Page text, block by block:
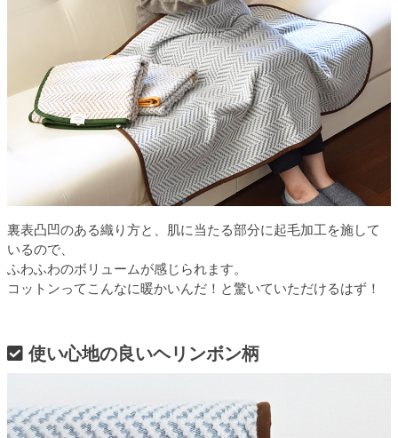
裏表凸凹のある織り方と、肌に当たる部分に起毛加工を施して
いるので、
ふわふわのボリュームが感じられます。
コットンってこんなに暖かいんだ！と驚いていただけるはず！
使い心地の良いヘリンボン柄